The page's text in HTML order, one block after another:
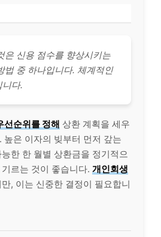
은 신용 점수를 향상시키는
법 중 하나입니다. 체계적인
다.
선순위를 정해 상환 계획을 세우
높은 이자의 빚부터 먼저 갚는
한 한 월별 상환금을 정기적으
르는 것이 좋습니다. 개인회생
, 이는 신중한 결정이 필요합니